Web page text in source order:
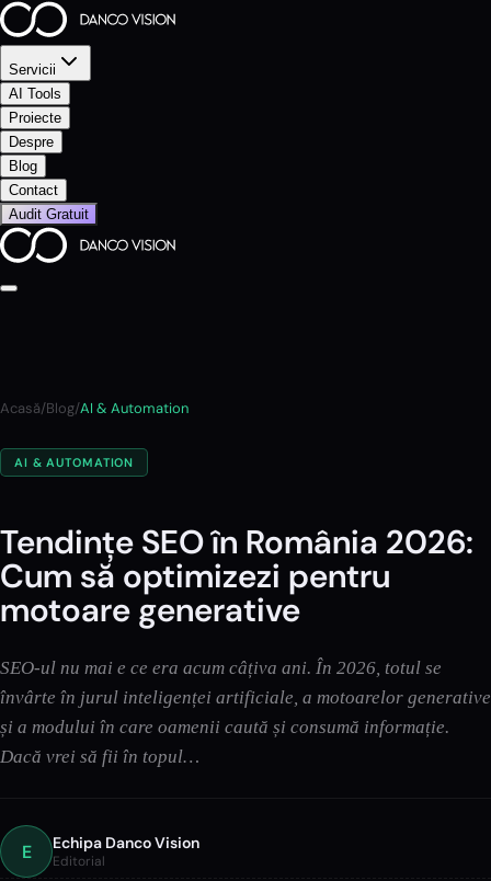
Servicii
AI Tools
Proiecte
Despre
Blog
Contact
Audit Gratuit
Acasă/Blog/AI & Automation
AI & AUTOMATION
Tendințe SEO în România 2026:
Cum să optimizezi pentru
motoare generative
SEO-ul nu mai e ce era acum câțiva ani. În 2026, totul se
învârte în jurul inteligenței artificiale, a motoarelor generative
și a modului în care oamenii caută și consumă informație.
Dacă vrei să fii în topul…
E Echipa Danco Vision
Editorial